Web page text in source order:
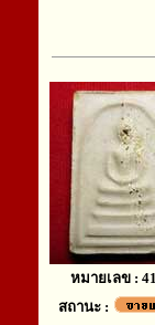
หมายเลข :
สถานะ :